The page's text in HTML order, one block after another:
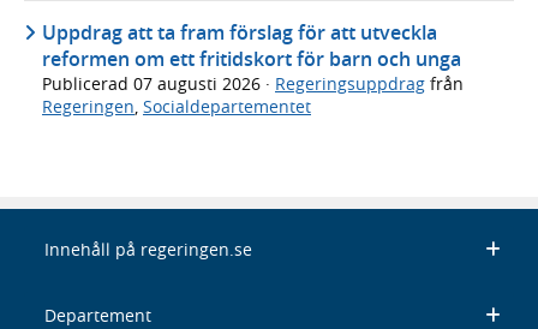
Uppdrag att ta fram förslag för att utveckla
reformen om ett fritidskort för barn och unga
Publicerad 07 augusti 2026 · Regeringsuppdrag från
Regeringen, Socialdepartementet
Innehåll på regeringen.se
Departement